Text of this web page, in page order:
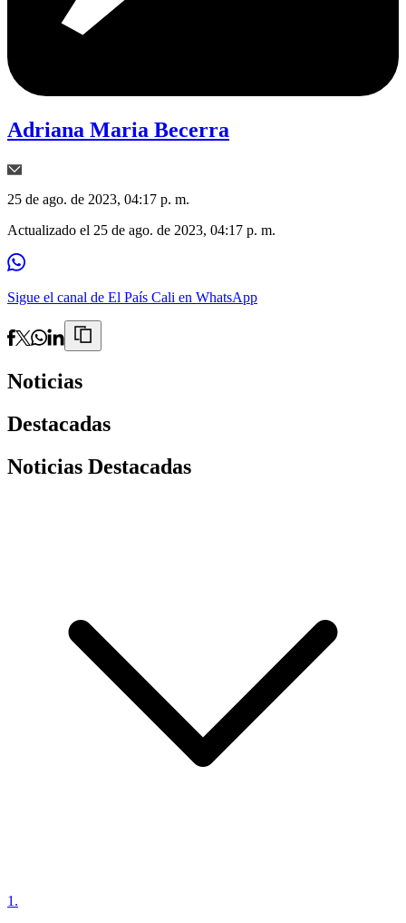
Adriana Maria Becerra
25 de ago. de 2023, 04:17 p. m.
Actualizado el 25 de ago. de 2023, 04:17 p. m.
Sigue el canal de El País Cali en WhatsApp
Noticias
Destacadas
Noticias Destacadas
1 .